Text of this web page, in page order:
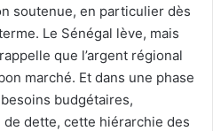
soutenue, en particulier dès
Le Sénégal lève, mais
que l’argent régional
marché. Et dans une phase
budgétaires,
dette, cette hiérarchie des